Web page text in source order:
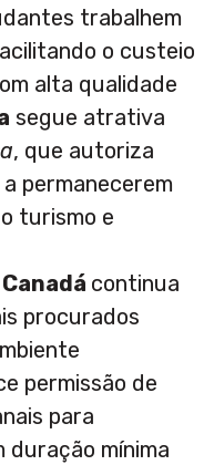
trabalhem
o custeio
alta qualidade
segue atrativa
, que autoriza
permanecerem
turismo e
Canadá continua
procurados
permissão de
para
mínima